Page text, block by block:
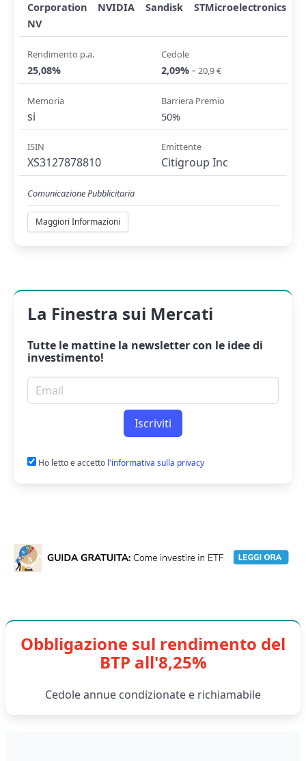
Corporation
NVIDIA Sandisk
STMicroelectronics
NV
Rendimento p.a.
25,08%
Cedole
2,09% - 20,9 €
Memoria
si
Barriera Premio
50%
ISIN
XS3127878810
Emittente
Citigroup Inc
Comunicazione Pubblicitaria
Maggiori Informazioni
La Finestra sui Mercati
Tutte le mattine la newslettercon le idee di
investimento!
Email per newsletter
Iscriviti
Ho letto e accetto l'informativa sulla privacy
Obbligazione sul rendimento del
BTP all'8,25%
Cedole annue condizionate e richiamabile